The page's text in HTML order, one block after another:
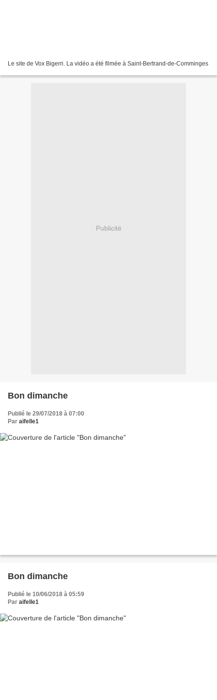
Le site de Vox Bigerri. La vidéo a été filmée à Saint-Bertrand-de-Comminges
Publicité
Bon dimanche
Publié le 29/07/2018 à 07:00
Par aifelle1
Bon dimanche
Publié le 10/06/2018 à 05:59
Par aifelle1